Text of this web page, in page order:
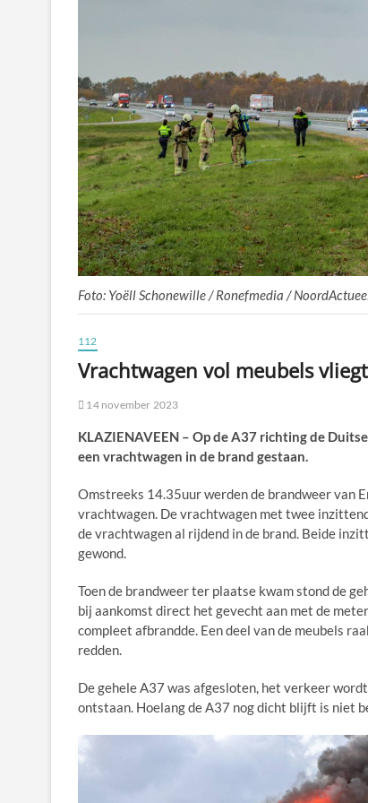
Foto: Yoëll Schonewille / Ronefmedia /
112
Vrachtwagen vol meubels
14 november 2023
KLAZIENAVEEN – Op de A37 richting de
een vrachtwagen in de brand gestaan.
Omstreeks 14.35uur werden de brandweer van
vrachtwagen. De vrachtwagen met twee
de vrachtwagen al rijdend in de brand. Beide
gewond.
Toen de brandweer ter plaatse kwam stond de
bij aankomst direct het gevecht aan met de
compleet afbrandde. Een deel van de meubels
redden.
De gehele A37 was afgesloten, het verkeer
ontstaan. Hoelang de A37 nog dicht blijft is niet